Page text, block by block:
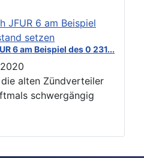
6 am Beispiel des 0 231...
alten Zündverteiler
schwergängig